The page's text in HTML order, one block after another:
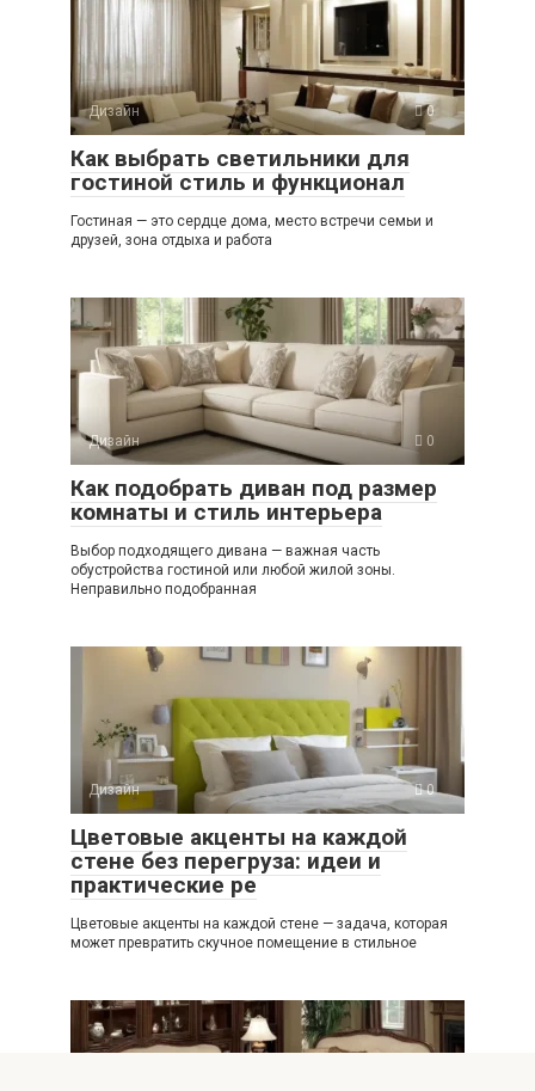
Дизайн 0
Как выбрать светильники для
гостиной стиль и функционал
Гостиная — это сердце дома, место встречи семьи и
друзей, зона отдыха и работа
Дизайн 0
Как подобрать диван под размер
комнаты и стиль интерьера
Выбор подходящего дивана — важная часть
обустройства гостиной или любой жилой зоны.
Неправильно подобранная
Дизайн 0
Цветовые акценты на каждой
стене без перегруза: идеи и
практические ре
Цветовые акценты на каждой стене — задача, которая
может превратить скучное помещение в стильное